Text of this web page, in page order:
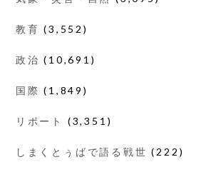
教育 (3,552)
政治 (10,691)
国際 (1,849)
リポート (3,351)
しまくとぅばで語る戦世 (222)